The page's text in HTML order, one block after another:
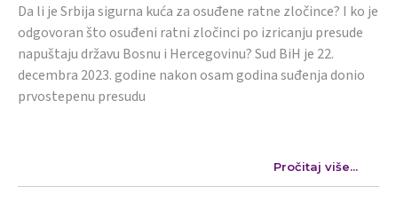
Da li je Srbija sigurna kuća za osuđene ratne zločince? I ko je
odgovoran što osuđeni ratni zločinci po izricanju presude
napuštaju državu Bosnu i Hercegovinu? Sud BiH je 22.
decembra 2023. godine nakon osam godina suđenja donio
prvostepenu presudu
Pročitaj više...